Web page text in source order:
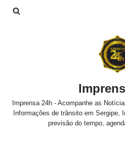
Imprensa 24h - Acompanhe as
Informações de trânsito em Sergipe,
previsão do tempo,